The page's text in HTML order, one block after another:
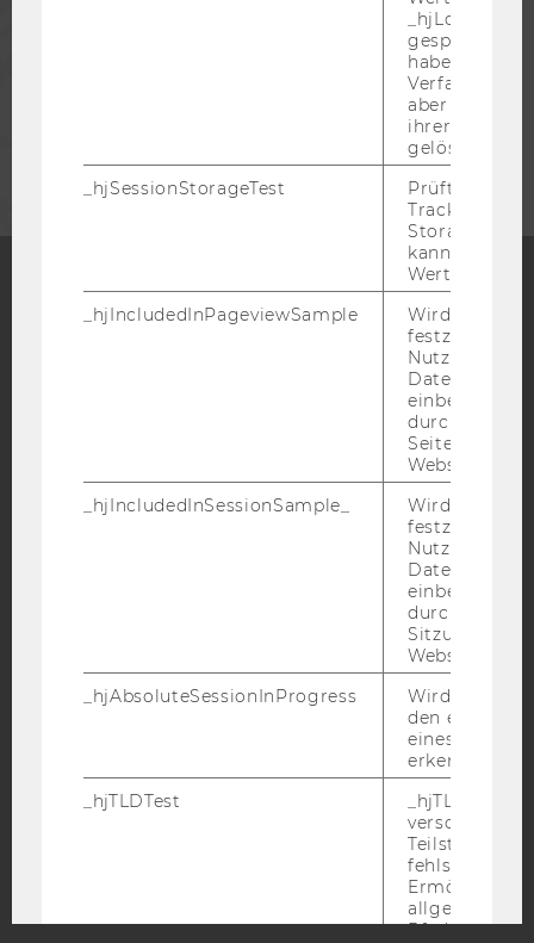
FacebookInstagram Blog
Bluesky
BARRIEREFREIHEITSERKLÄRUNG WEBSEITE
DATENSCHUTZERKLÄRUNG SOCIAL MEDIA
DATENSCHUTZERKLÄRUNG
STUDIENBEWERBER*INNEN UND STUDIERENDE
Barrierefreiheitserklärung
haben keine
Verfallszeit,
aber fast
ihrer
gelöscht.
_hjSessionStorageTest
Prüft, ob der
Tracking
Storage
kann. Wenn
Wert von 1
_hjIncludedInPageviewSample
Wird gesetzt,
festzustellen,
Nutzer in die
einbezogen
durch das
Website
_hjIncludedInSessionSample_
Wird gesetzt,
festzustellen,
Nutzer in die
einbezogen
durch das
Sitzungslimit
Website
_hjAbsoluteSessionInProgress
Wird
den ersten
eines
erkennen.
_hjTLDTest
_hjTLDTest-
verschiedene
Teilstrings,
fehlschlägt.
Ermöglicht,
Pfad zu